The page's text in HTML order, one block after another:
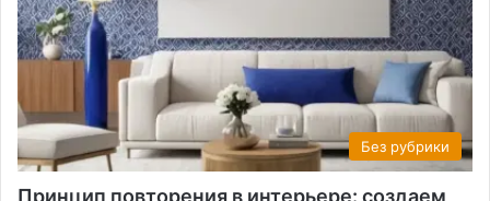
Без рубрики
Принцип повторения в интерьере: создаем